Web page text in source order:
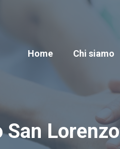
Home
Chi siamo
San Lorenzo